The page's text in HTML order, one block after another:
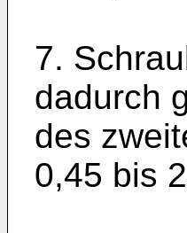
7.
dadurch
des
0,45 bis